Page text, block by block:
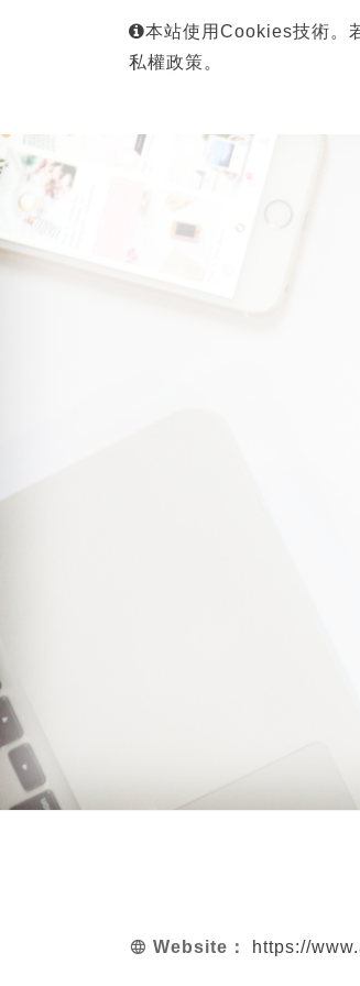
本站使用Cookies技術。
私權政策。
Website： https://